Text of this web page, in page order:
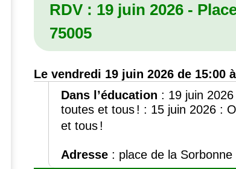
RDV : 19 juin 2026 -
75005
Le vendredi 19 juin 2026 de 15:00
Dans l’éducation : 19 juin
toutes et tous! : 15 juin 2026 :
et tous!
Adresse : place de la